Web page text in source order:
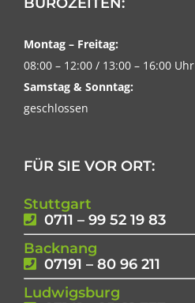
Montag – Freitag:
08:00 – 12:00 / 13:00 – 16:00 Uhr
Samstag & Sonntag:
geschlossen
FÜR SIE VOR ORT:
Stuttgart
0711 – 99 52 19 83
Backnang
07191 – 80 96 211
Ludwigsburg